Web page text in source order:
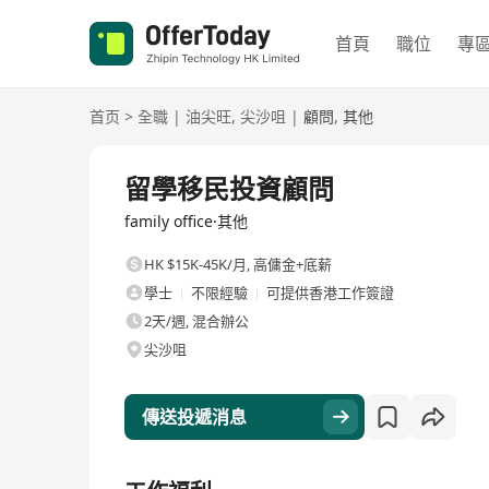
首頁 職位 專
首页 > 全職 | 油尖旺, 尖沙咀 | 顧問, 其他
留學移民投資顧問
family office·其他
HK $15K-45K/月,高傭金+底薪
學士
不限經驗
可提供香港工作簽證
2天/週, 混合辦公
尖沙咀
傳送投遞消息